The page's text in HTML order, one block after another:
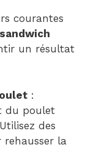
courantes
sandwich
un résultat
:
du poulet
des
rehausser la